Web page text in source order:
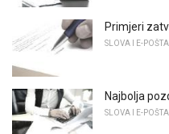
Primjeri
SLOVA I E-POŠTA
Najbolja
SLOVA I E-POŠTA